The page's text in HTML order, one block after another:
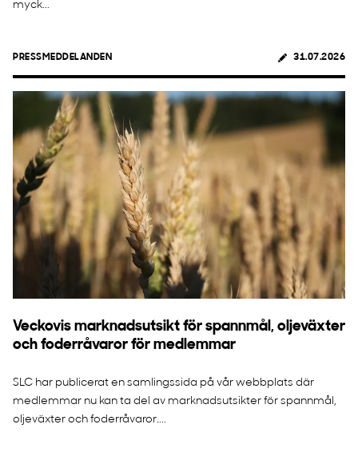
myck...
PRESSMEDDELANDEN 31.07.2026
Veckovis marknadsutsikt för spannmål, oljeväxter
och foderråvaror för medlemmar
SLC har publicerat en samlingssida på vår webbplats där
medlemmar nu kan ta del av marknadsutsikter för spannmål,
oljeväxter och foderråvaror....